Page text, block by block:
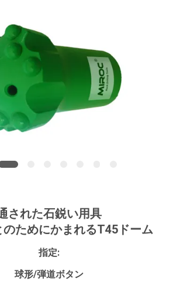
された石鋭い用具
のためにかまれるT45ドーム
指定:
球形/弾道ボタン